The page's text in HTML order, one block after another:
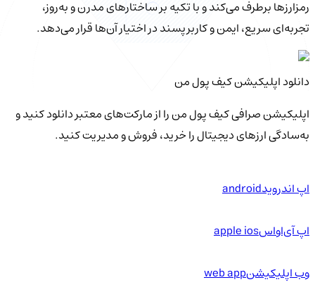
رمزارزها برطرف می‌کند و با تکیه بر ساختارهای مدرن و به‌روز،
تجربه‌ای سریع، ایمن و کاربرپسند در اختیار آن‌ها قرار می‌دهد.
دانلود اپلیکیشن کیف‌ پول من
اپلیکیشن صرافی کیف پول من را از مارکت‌های معتبر دانلود کنید و
به‌سادگی ارزهای دیجیتال را خرید، فروش و مدیریت کنید.
اپ اندرویدandroid
اپ آی‌او‌اسapple ios
وب اپلیکیشنweb app